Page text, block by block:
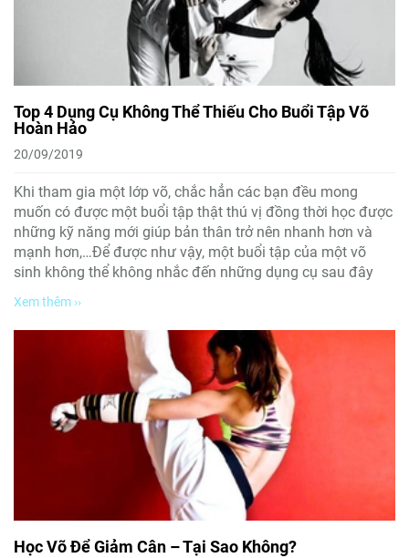
Top 4 Dụng Cụ Không Thể Thiếu Cho Buổi Tập Võ
Hoàn Hảo
20/09/2019
Khi tham gia một lớp võ, chắc hẳn các bạn đều mong
muốn có được một buổi tập thật thú vị đồng thời học được
những kỹ năng mới giúp bản thân trở nên nhanh hơn và
mạnh hơn,…Để được như vậy, một buổi tập của một võ
sinh không thể không nhắc đến những dụng cụ sau đây
Xem thêm ››
Học Võ Để Giảm Cân – Tại Sao Không?